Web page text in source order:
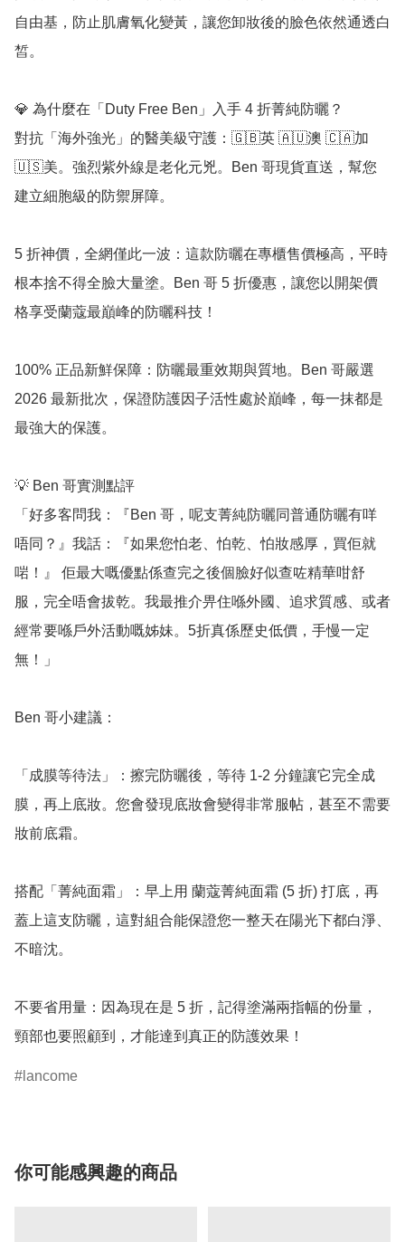
自由基，防止肌膚氧化變黃，讓您卸妝後的臉色依然通透白
皙。
💎 為什麼在「Duty Free Ben」入手 4 折菁純防曬？
對抗「海外強光」的醫美級守護：🇬🇧英 🇦🇺澳 🇨🇦加
🇺🇸美。強烈紫外線是老化元兇。Ben 哥現貨直送，幫您
建立細胞級的防禦屏障。
5 折神價，全網僅此一波：這款防曬在專櫃售價極高，平時
根本捨不得全臉大量塗。Ben 哥 5 折優惠，讓您以開架價
格享受蘭蔻最巔峰的防曬科技！
100% 正品新鮮保障：防曬最重效期與質地。Ben 哥嚴選
2026 最新批次，保證防護因子活性處於巔峰，每一抹都是
最強大的保護。
💡 Ben 哥實測點評
「好多客問我：『Ben 哥，呢支菁純防曬同普通防曬有咩
唔同？』我話：『如果您怕老、怕乾、怕妝感厚，買佢就
啱！』 佢最大嘅優點係查完之後個臉好似查咗精華咁舒
服，完全唔會拔乾。我最推介畀住喺外國、追求質感、或者
經常要喺戶外活動嘅姊妹。5折真係歷史低價，手慢一定
無！」
Ben 哥小建議：
「成膜等待法」：擦完防曬後，等待 1-2 分鐘讓它完全成
膜，再上底妝。您會發現底妝會變得非常服帖，甚至不需要
妝前底霜。
搭配「菁純面霜」：早上用 蘭蔻菁純面霜 (5 折) 打底，再
蓋上這支防曬，這對組合能保證您一整天在陽光下都白淨、
不暗沈。
不要省用量：因為現在是 5 折，記得塗滿兩指幅的份量，
頸部也要照顧到，才能達到真正的防護效果！
lancome
你可能感興趣的商品